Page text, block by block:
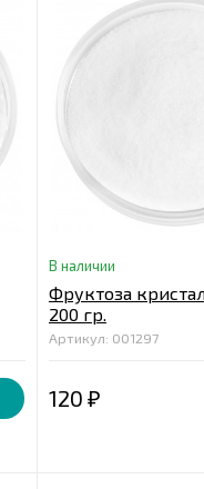
В наличии
Фруктоза
200 гр.
Артикул: 001297
120 ₽